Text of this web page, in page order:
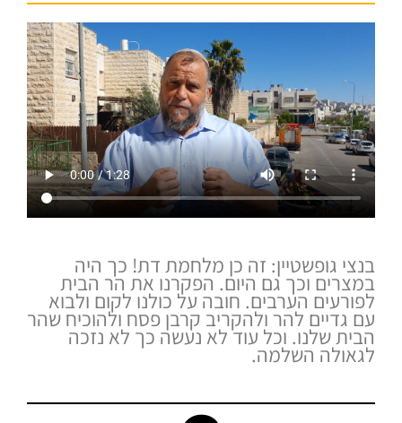
בנצי גופשטיין: זה כן מלחמת דת! כך היה
במצרים וכך גם היום. הפקרנו את הר הבית
לפורעים הערבים. חובה על כולנו לקום ולבוא
עם גדיים להר ולהקריב קרבן פסח ולהוכיח שהר
הבית שלנו. וכל עוד לא נעשה כך לא נזכה
לגאולה השלמה.